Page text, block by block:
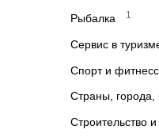
Рыбалка 1
Сервис в
Спорт и фитнесс
Страны, города,
Строительство